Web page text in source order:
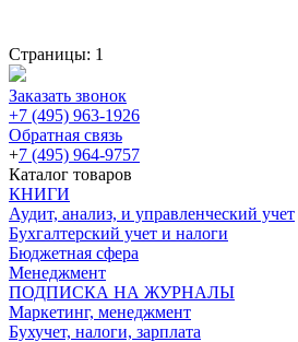
Страницы: 1
Заказать звонок
+7 (495) 963-1926
Обратная связь
+7 (495) 964-9757
Каталог товаров
КНИГИ
Аудит, анализ, и управленческий учет
Бухгалтерский учет и налоги
Бюджетная сфера
Менеджмент
ПОДПИСКА НА ЖУРНАЛЫ
Маркетинг, менеджмент
Бухучет, налоги, зарплата